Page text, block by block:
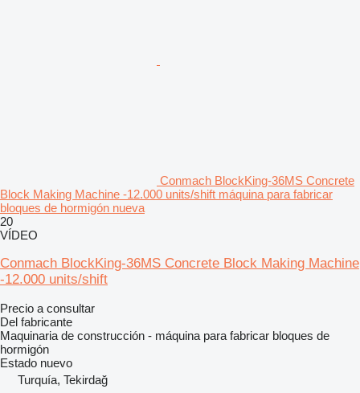
Conmach BlockKing-36MS Concrete
Block Making Machine -12.000 units/shift máquina para fabricar
bloques de hormigón nueva
20
VÍDEO
Conmach BlockKing-36MS Concrete Block Making Machine
-12.000 units/shift
Precio a consultar
Del fabricante
Maquinaria de construcción - máquina para fabricar bloques de
hormigón
Estado nuevo
Turquía, Tekirdağ